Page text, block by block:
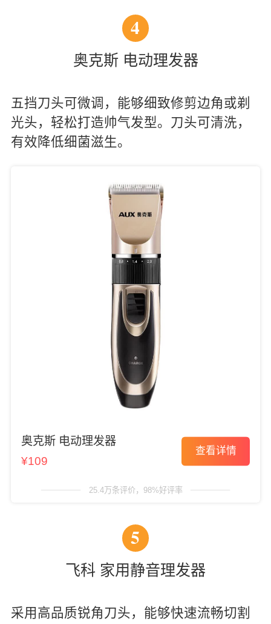
4
奥克斯 电动理发器
五挡刀头可微调，能够细致修剪边角或剃
光头，轻松打造帅气发型。刀头可清洗，
有效降低细菌滋生。
奥克斯 电动理发器
¥109
查看详情
25.4万条评价，98%好评率
5
飞科 家用静音理发器
采用高品质锐角刀头，能够快速流畅切割